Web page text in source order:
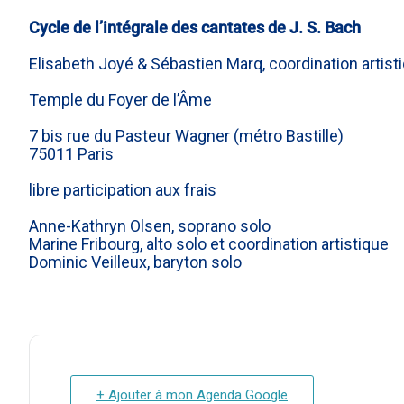
Cycle de l’intégrale des cantates de J. S. Bach
Elisabeth Joyé & Sébastien Marq, coordination
Temple du Foyer de l’Âme
7 bis rue du Pasteur Wagner (métro Bastille)
75011 Paris
libre participation aux frais
Anne-Kathryn Olsen, soprano solo
Marine Fribourg, alto solo et coordination artistique
Dominic Veilleux, baryton solo
+ Ajouter à mon Agenda Google